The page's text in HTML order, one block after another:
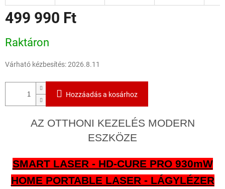
499 990 Ft
Raktáron
Várható kézbesítés:2026.8.11
Hozzáadás a kosárhoz
AZ OTTHONI KEZELÉS MODERN
ESZKÖZE
SMART LASER - HD-CURE PRO 930mW
HOME PORTABLE LASER - LÁGYLÉZER